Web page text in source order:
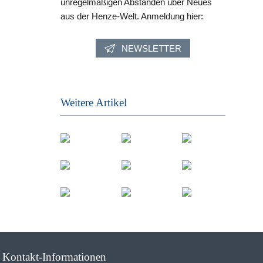
aus der Henze-Welt. Anmeldung hier:
NEWSLETTER
Weitere Artikel
Kontakt-Informationen